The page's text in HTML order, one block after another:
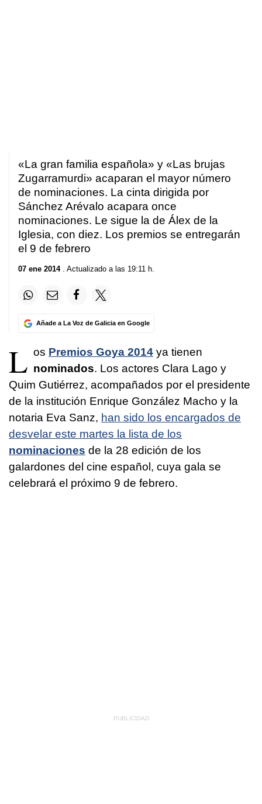
«La gran familia española» y «Las brujas
Zugarramurdi» acaparan el mayor número
de nominaciones. La cinta dirigida por
Sánchez Arévalo acapara once
nominaciones. Le sigue la de Álex de la
Iglesia, con diez. Los premios se entregarán
el 9 de febrero
07 ene 2014. Actualizado a las 19:11 h.
Añade a La Voz de Galicia en Google
L os Premios Goya 2014 ya tienen
nominados. Los actores Clara Lago y
Quim Gutiérrez, acompañados por el presidente
de la institución Enrique González Macho y la
notaria Eva Sanz, han sido los encargados de
desvelar este martes la lista de los
nominaciones de la 28 edición de los
galardones del cine español, cuya gala se
celebrará el próximo 9 de febrero.